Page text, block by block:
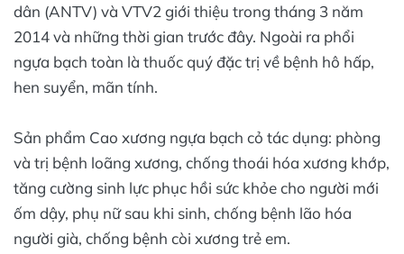
dân (ANTV) và VTV2 giới thiệu trong tháng 3 năm
2014 và những thời gian trước đây. Ngoài ra phổi
ngựa bạch toàn là thuốc quý đặc trị về bệnh hô hấp,
hen suyển, mãn tính.
Sản phẩm Cao xương ngựa bạch cỏ tác dụng: phòng
và trị bệnh loãng xương, chống thoái hóa xương khớp,
tăng cường sinh lực phục hồi sức khỏe cho người mới
ốm dậy, phụ nữ sau khi sinh, chống bệnh lão hóa
người già, chống bệnh còi xương trẻ em.